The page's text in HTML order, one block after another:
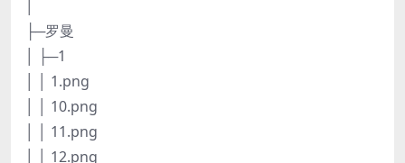
├─罗曼
│ ├─1
│ │ 1.png
│ │ 10.png
│ │ 11.png
│ │ 12.png